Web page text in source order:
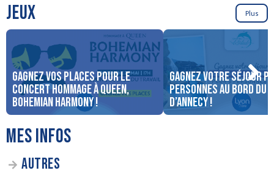
JEUX Plus
Gagnez vos places pour le
concert Hommage à Queen,
Bohemian Harmony !
Gagnez votre séjour
personnes au bord du
d’Annecy !
MES INFOS
AUTRES